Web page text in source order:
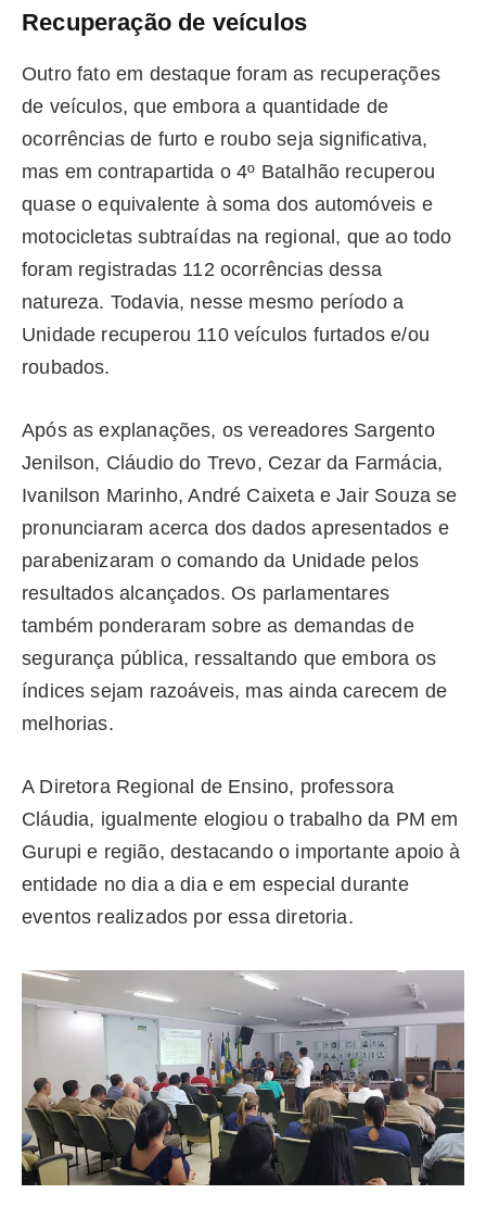
Recuperação de veículos
Outro fato em destaque foram as recuperações
de veículos, que embora a quantidade de
ocorrências de furto e roubo seja significativa,
mas em contrapartida o 4º Batalhão recuperou
quase o equivalente à soma dos automóveis e
motocicletas subtraídas na regional, que ao todo
foram registradas 112 ocorrências dessa
natureza. Todavia, nesse mesmo período a
Unidade recuperou 110 veículos furtados e/ou
roubados.
Após as explanações, os vereadores Sargento
Jenilson, Cláudio do Trevo, Cezar da Farmácia,
Ivanilson Marinho, André Caixeta e Jair Souza se
pronunciaram acerca dos dados apresentados e
parabenizaram o comando da Unidade pelos
resultados alcançados. Os parlamentares
também ponderaram sobre as demandas de
segurança pública, ressaltando que embora os
índices sejam razoáveis, mas ainda carecem de
melhorias.
A Diretora Regional de Ensino, professora
Cláudia, igualmente elogiou o trabalho da PM em
Gurupi e região, destacando o importante apoio à
entidade no dia a dia e em especial durante
eventos realizados por essa diretoria.